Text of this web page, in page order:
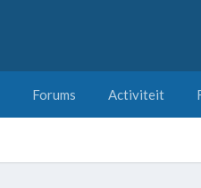
Forums Activiteit